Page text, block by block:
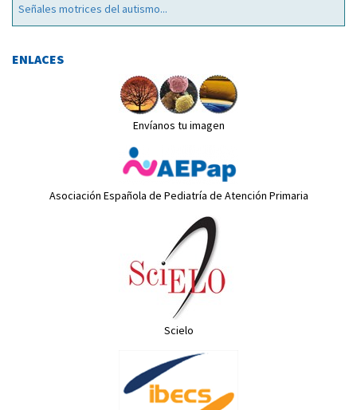
Señales motrices del autismo...
ENLACES
Envíanos tu imagen
Asociación Española de Pediatría de Atención Primaria
Scielo